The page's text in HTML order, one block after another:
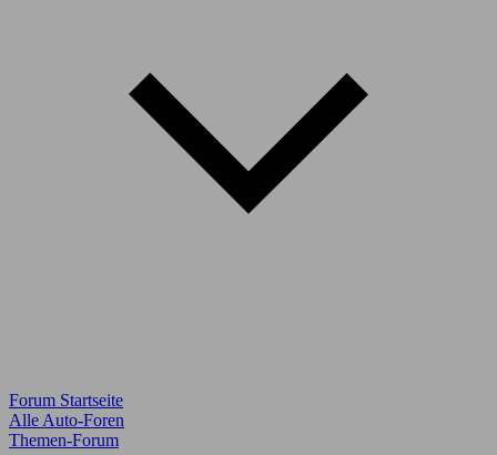
Forum Startseite
Alle Auto-Foren
Themen-Forum